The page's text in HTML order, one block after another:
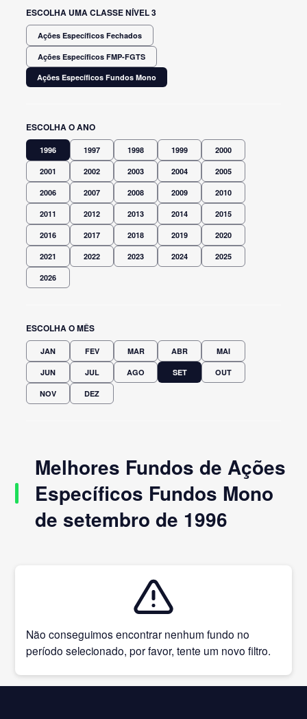
ESCOLHA UMA CLASSE NÍVEL 3
Ações Específicos Fechados
Ações Específicos FMP-FGTS
Ações Específicos Fundos Mono
ESCOLHA O ANO
1996 1997 1998 1999 2000
2001 2002 2003 2004 2005
2006 2007 2008 2009 2010
2011 2012 2013 2014 2015
2016 2017 2018 2019 2020
2021 2022 2023 2024 2025
2026
ESCOLHA O MÊS
JAN FEV MAR ABR MAI
JUN JUL AGO SET OUT
NOV DEZ
Melhores Fundos de Ações
Específicos Fundos Mono
de setembro de 1996
Não conseguimos encontrar nenhum fundo no
período selecionado, por favor, tente um novo filtro.